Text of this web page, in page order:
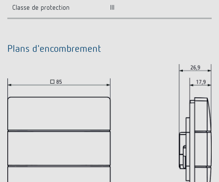
Classe de protection
Plans d'encombrement